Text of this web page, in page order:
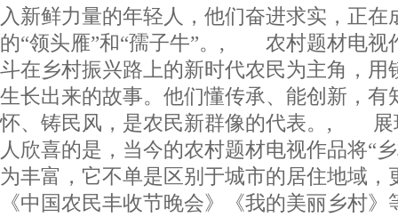
入新鲜力量的年轻人，他们奋进求实，正在
的“领头雁”和“孺子牛”。, 农村题材电视
斗在乡村振兴路上的新时代农民为主角，用
生长出来的故事。他们懂传承、能创新，有
怀、铸民风，是农民新群像的代表。,
人欣喜的是，当今的农村题材电视作品将“
为丰富，它不单是区别于城市的居住地域，
《中国农民丰收节晚会》《我的美丽乡村